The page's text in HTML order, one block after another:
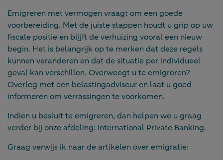
Emigreren met vermogen vraagt om een goede
voorbereiding. Met de juiste stappen houdt u grip op uw
fiscale positie en blijft de verhuizing vooral een nieuw
begin. Het is belangrijk op te merken dat deze regels
kunnen veranderen en dat de situatie per individueel
geval kan verschillen. Overweegt u te emigreren?
Overleg met een belastingadviseur en laat u goed
informeren om verrassingen te voorkomen.
Indien u besluit te emigreren, dan helpen we u graag
verder bij onze afdeling: International Private Banking.
Graag verwijs ik naar de artikelen over emigratie: